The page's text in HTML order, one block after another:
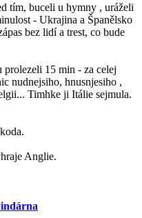
tím, buceli u hymny , uráželi
- Ukrajina a Španělsko
bez lidí a trest, co bude
15 min - za celej
nudnejsiho, hnusnjesiho ,
Timhke ji Itálie sejmula.
Anglie.